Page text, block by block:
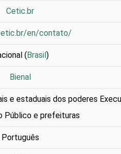
Cetic.br
en/contato/
( Brasil )
Bienal
e estaduais dos poderes
Público e prefeituras
Português